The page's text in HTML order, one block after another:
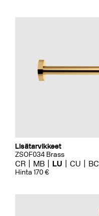
Lisätarvikkeet
ZSOF034 Brass
CR MB LU CU BC
Hinta 170 €